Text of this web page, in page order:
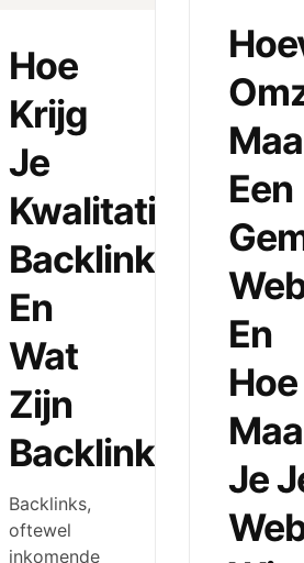
Hoe
Krijg
Je
Kwalitatieve
Backlinks
En
Wat
Zijn
Backlinks?
Backlinks,
oftewel
inkomende
Een
En
Hoe
Je